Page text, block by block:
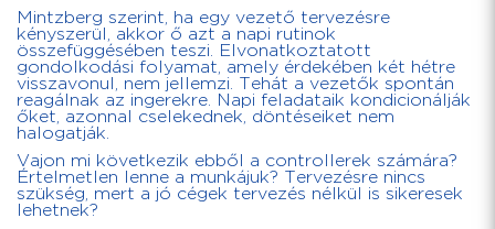
Mintzberg szerint, ha egy vezető tervezésre
kényszerül, akkor ő azt a napi rutinok
összefüggésében teszi. Elvonatkoztatott
gondolkodási folyamat, amely érdekében két hétre
visszavonul, nem jellemzi. Tehát a vezetők spontán
reagálnak az ingerekre. Napi feladataik kondicionálják
őket, azonnal cselekednek, döntéseiket nem
halogatják.
Vajon mi következik ebből a controllerek számára?
Értelmetlen lenne a munkájuk? Tervezésre nincs
szükség, mert a jó cégek tervezés nélkül is sikeresek
lehetnek?